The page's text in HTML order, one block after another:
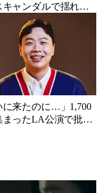
ャンダルで揺れた
優、ベトナム女性歌
親密動画が公開
に来たのに…」1,700
まったLA公演で批判